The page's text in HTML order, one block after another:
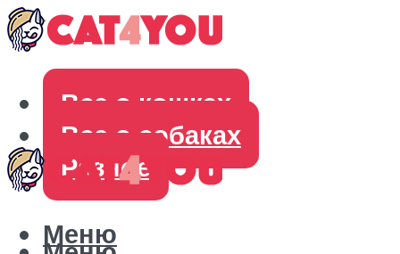
Все о кошках
Все о собаках
Разное
Меню